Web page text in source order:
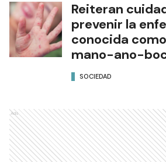
Reiteran
prevenir la
conocida
mano-ano-
SOCIEDAD
Ads